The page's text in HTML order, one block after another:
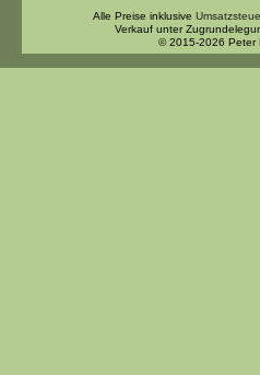
Alle Preise inklusive
Verkauf unter
© 2015-2026 Peter